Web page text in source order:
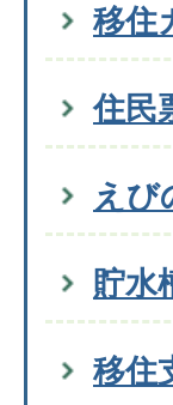
移住
住民
えび
貯水
移住